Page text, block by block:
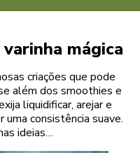
mágica
criações que pode
além dos smoothies e
liquidificar, arejar e
consistência suave.
ideias…